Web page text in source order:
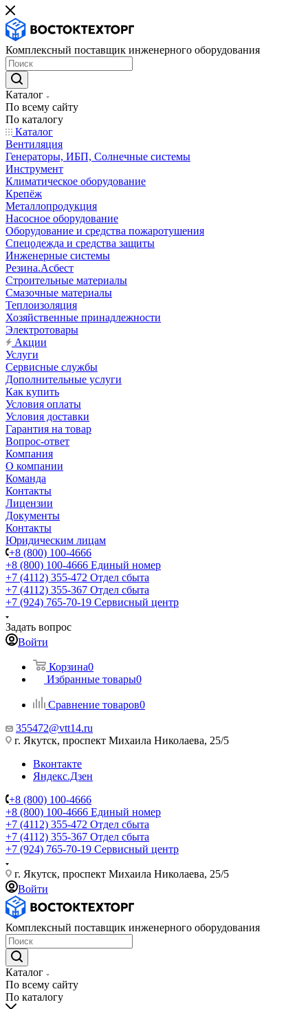
Комплексный поставщик инженерного оборудования
Каталог
По всему сайту
По каталогу
Каталог
Вентиляция
Генераторы, ИБП, Солнечные системы
Инструмент
Климатическое оборудование
Крепёж
Металлопродукция
Насосное оборудование
Оборудование и средства пожаротушения
Спецодежда и средства защиты
Инженерные системы
Резина.Асбест
Строительные материалы
Смазочные материалы
Теплоизоляция
Хозяйственные принадлежности
Электротовары
Акции
Услуги
Сервисные службы
Дополнительные услуги
Как купить
Условия оплаты
Условия доставки
Гарантия на товар
Вопрос-ответ
Компания
О компании
Команда
Контакты
Лицензии
Документы
Контакты
Юридическим лицам
+8 (800) 100-4666
+8 (800) 100-4666 Единый номер
+7 (4112) 355-472 Отдел сбыта
+7 (4112) 355-367 Отдел сбыта
+7 (924) 765-70-19 Сервисный центр
Задать вопрос
Войти
Корзина0
Избранные товары0
Сравнение товаров0
355472@vtt14.ru
г. Якутск, проспект Михаила Николаева, 25/5
Вконтакте
Яндекс.Дзен
+8 (800) 100-4666
+8 (800) 100-4666 Единый номер
+7 (4112) 355-472 Отдел сбыта
+7 (4112) 355-367 Отдел сбыта
+7 (924) 765-70-19 Сервисный центр
г. Якутск, проспект Михаила Николаева, 25/5
Войти
Комплексный поставщик инженерного оборудования
Каталог
По всему сайту
По каталогу